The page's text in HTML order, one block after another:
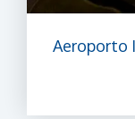
Aeroporto